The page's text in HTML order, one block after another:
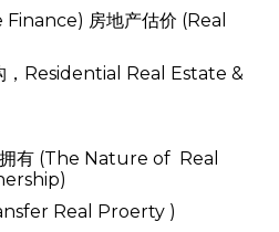
房地产估价 (Real
，Residential Real Estate &
有 (The Nature of Real
Real Proerty )